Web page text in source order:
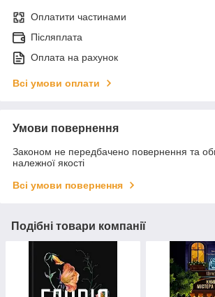
Оплатити частинами
Післяплата
Оплата на рахунок
Всі умови оплати
Умови повернення
Законом не передбачено повернення та
належної якості
Всі умови повернення
Подібні товари компанії